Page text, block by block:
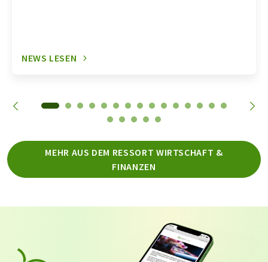
NEWS LESEN
MEHR AUS DEM RESSORT WIRTSCHAFT &
FINANZEN